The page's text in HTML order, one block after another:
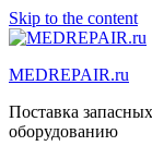
Skip to the content
MEDREPAIR.ru
Поставка
оборудованию